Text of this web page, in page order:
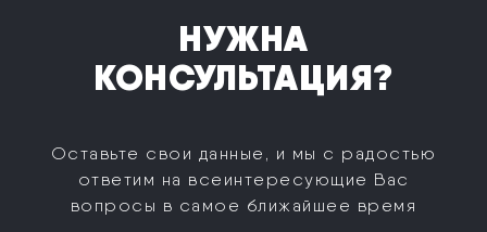
НУЖНА
КОНСУЛЬТАЦИЯ?
Оставьте свои данные, и мы с радостью
ответим на все интересующие Вас
вопросы в самое ближайшее время